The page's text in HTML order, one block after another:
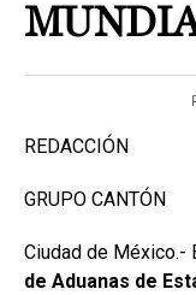
REDACCIÓN
GRUPO CANTÓN
Ciudad de México.-
de Aduanas de